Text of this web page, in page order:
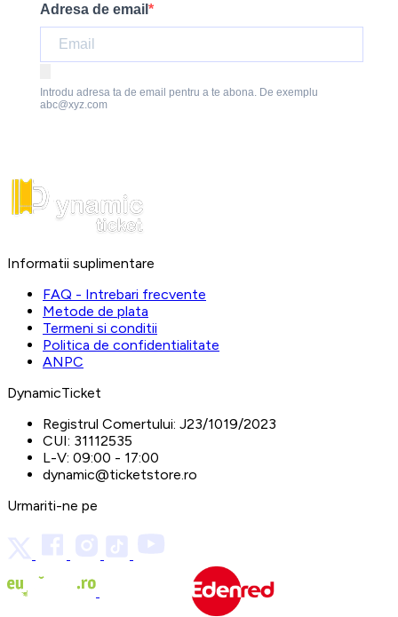
Adresa de email
Introdu adresa ta de email pentru a te abona. De exemplu
abc@xyz.com
Informatii suplimentare
FAQ - Intrebari frecvente
Metode de plata
Termeni si conditii
Politica de confidentialitate
ANPC
DynamicTicket
Registrul Comertului: J23/1019/2023
CUI: 31112535
L-V: 09:00 - 17:00
dynamic@ticketstore.ro
Urmariti-ne pe